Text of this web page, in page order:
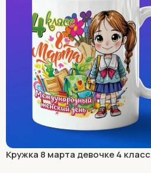
Кружка 8 марта девочке 4 класс